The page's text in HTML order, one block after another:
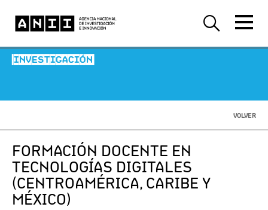
-INVESTIGACIÓN-
VOLVER
FORMACIÓN DOCENTE EN
TECNOLOGÍAS DIGITALES
(CENTROAMÉRICA, CARIBE Y
MÉXICO)